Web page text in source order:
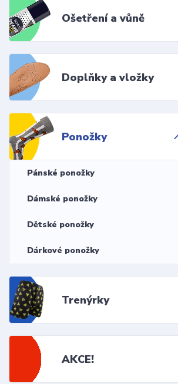
Ošetření a vůně
Doplňky a vložky
Ponožky
Pánské ponožky
Dámské ponožky
Dětské ponožky
Dárkové ponožky
Trenýrky
AKCE!